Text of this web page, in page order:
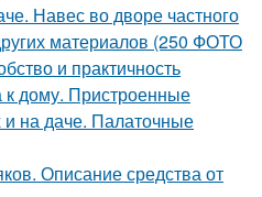
Навес во дворе частного
материалов (250 ФОТО
и практичность
к дому. Пристроенные
и на даче. Палаточные
Описание средства от